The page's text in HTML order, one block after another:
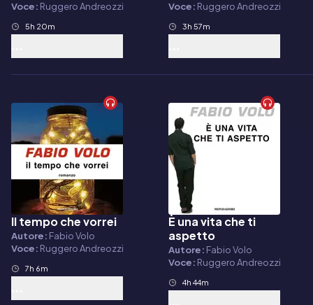
Voce: Ruggero Andreozzi
5h 20m
Voce: Ruggero Andreozzi
3h 57m
Audiolibro
Il tempo che vorrei
Autore: Fabio Volo
Voce: Ruggero Andreozzi
7h 6m
Audiolibro
È una vita che ti
aspetto
Autore: Fabio Volo
Voce: Ruggero Andreozzi
4h 44m